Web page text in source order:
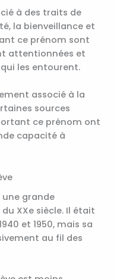
à des traits de
la bienveillance et
ce prénom sont
attentionnées et
les entourent.
associé à la
sources
ce prénom ont
capacité à
une grande
XXe siècle. Il était
et 1950, mais sa
au fil des